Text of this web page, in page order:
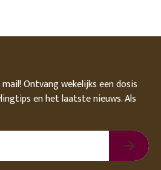
Ontvang wekelijks een dosis
en het laatste nieuws. Als